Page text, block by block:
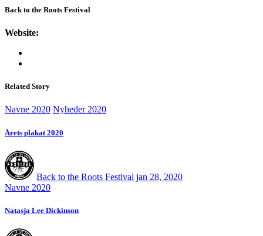
Back to the Roots Festival
Website:
Related Story
Navne 2020 Nyheder 2020
Årets plakat 2020
Back to the Roots Festival jan 28, 2020
Navne 2020
Natasja Lee Dickinson